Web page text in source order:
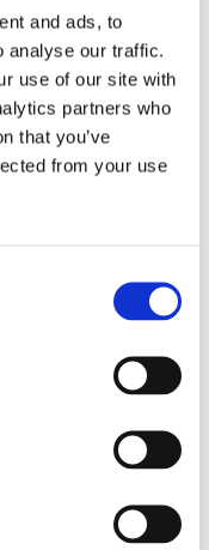
and ads, to
analyse our traffic.
use of our site with
partners who
that you’ve
from your use